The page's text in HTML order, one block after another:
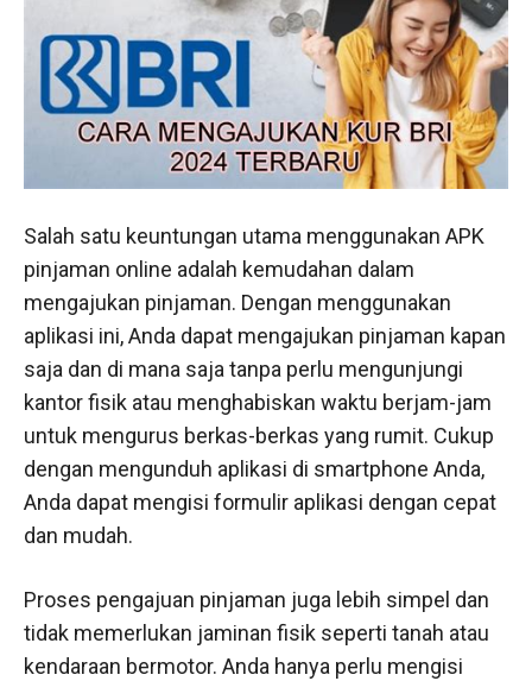
Salah satu keuntungan utama menggunakan APK
pinjaman online adalah kemudahan dalam
mengajukan pinjaman. Dengan menggunakan
aplikasi ini, Anda dapat mengajukan pinjaman kapan
saja dan di mana saja tanpa perlu mengunjungi
kantor fisik atau menghabiskan waktu berjam-jam
untuk mengurus berkas-berkas yang rumit. Cukup
dengan mengunduh aplikasi di smartphone Anda,
Anda dapat mengisi formulir aplikasi dengan cepat
dan mudah.
Proses pengajuan pinjaman juga lebih simpel dan
tidak memerlukan jaminan fisik seperti tanah atau
kendaraan bermotor. Anda hanya perlu mengisi